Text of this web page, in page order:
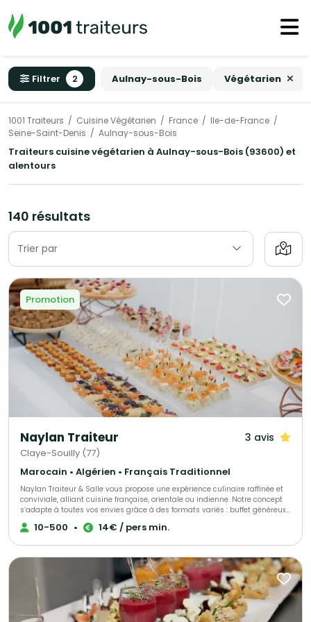
Filtrer 2 Aulnay-sous-Bois Végétarien
1001 Traiteurs Cuisine Végétarien France
Ile-de-France
Seine-Saint-Denis
Aulnay-sous-Bois
Traiteurs cuisine végétarien à Aulnay-sous-Bois (93600) et
alentours
140 résultats
Trier par
Promotion
Naylan Traiteur 3 avis
Claye-Souilly (77)
Marocain • Algérien • Français Traditionnel
Naylan Traiteur & Salle vous propose une expérience culinaire raffinée et
conviviale, alliant cuisine française, orientale ou indienne. Notre concept
s’adapte à toutes vos envies grâce à des formats variés : buffet généreux,
cocktail dînatoire élégant ou service personnalisé. Notre espace
modulable et notre équipe attentive accompagnent aussi bien vos
des saveurs à la mise en scène, pour créer un moment unique et
10-500 • 14€ / pers min.